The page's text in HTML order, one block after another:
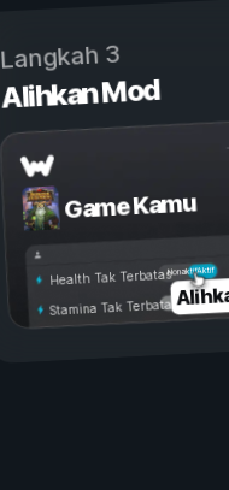
Langkah 3
Alihkan Mod
Game Kamu
Aktif
Nonaktif
Health Tak Terbatas
Stamina Tak Terbatas